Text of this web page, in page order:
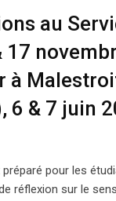
au
17
à
6 & 7 juin
pour les
réflexion sur le